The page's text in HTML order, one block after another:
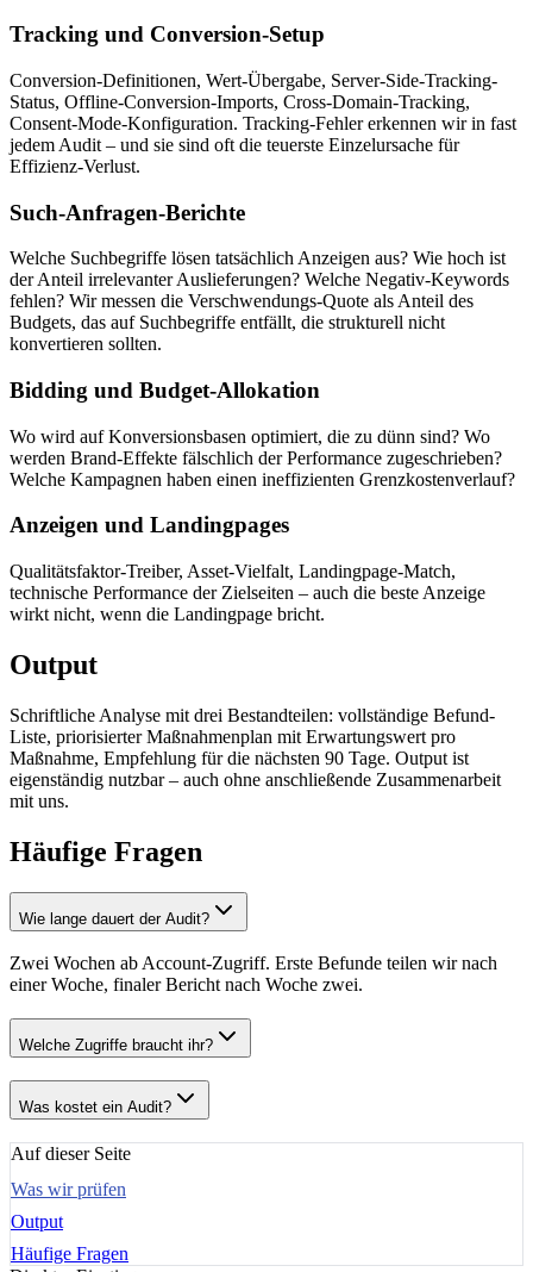
Tracking und Conversion-Setup
Conversion-Definitionen, Wert-Übergabe, Server-Side-Tracking-
Status, Offline-Conversion-Imports, Cross-Domain-Tracking,
Consent-Mode-Konfiguration. Tracking-Fehler erkennen wir in fast
jedem Audit – und sie sind oft die teuerste Einzelursache für
Effizienz-Verlust.
Such-Anfragen-Berichte
Welche Suchbegriffe lösen tatsächlich Anzeigen aus? Wie hoch ist
der Anteil irrelevanter Auslieferungen? Welche Negativ-Keywords
fehlen? Wir messen die Verschwendungs-Quote als Anteil des
Budgets, das auf Suchbegriffe entfällt, die strukturell nicht
konvertieren sollten.
Bidding und Budget-Allokation
Wo wird auf Konversionsbasen optimiert, die zu dünn sind? Wo
werden Brand-Effekte fälschlich der Performance zugeschrieben?
Welche Kampagnen haben einen ineffizienten Grenzkostenverlauf?
Anzeigen und Landingpages
Qualitätsfaktor-Treiber, Asset-Vielfalt, Landingpage-Match,
technische Performance der Zielseiten – auch die beste Anzeige
wirkt nicht, wenn die Landingpage bricht.
Output
Schriftliche Analyse mit drei Bestandteilen: vollständige Befund-
Liste, priorisierter Maßnahmenplan mit Erwartungswert pro
Maßnahme, Empfehlung für die nächsten 90 Tage. Output ist
eigenständig nutzbar – auch ohne anschließende Zusammenarbeit
mit uns.
Häufige Fragen
Wie lange dauert der Audit?
Zwei Wochen ab Account-Zugriff. Erste Befunde teilen wir nach
einer Woche, finaler Bericht nach Woche zwei.
Welche Zugriffe braucht ihr?
Was kostet ein Audit?
Auf dieser Seite
Was wir prüfen
Output
Häufige Fragen